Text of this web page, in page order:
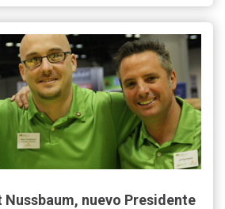
Nussbaum, nuevo Presidente